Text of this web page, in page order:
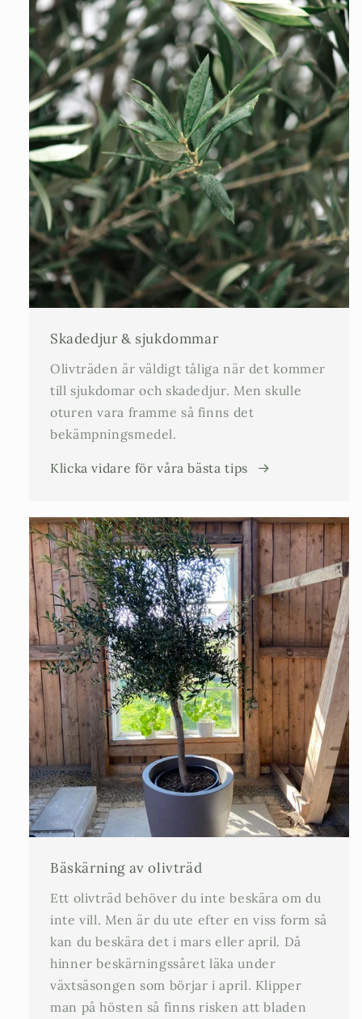
Skadedjur & sjukdommar
Olivträden är väldigt tåliga när det kommer
till sjukdomar och skadedjur. Men skulle
oturen vara framme så finns det
bekämpningsmedel.
Klicka vidare för våra bästa tips
Bäskärning av olivträd
Ett olivträd behöver du inte beskära om du
inte vill. Men är du ute efter en viss form så
kan du beskära det i mars eller april. Då
hinner beskärningssåret läka under
växtsäsongen som börjar i april. Klipper
man på hösten så finns risken att bladen